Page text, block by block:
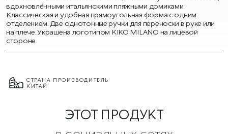
вдохновлёнными итальянскими пляжными домиками.
Классическая и удобная прямоугольная форма с одним
отделением. Две однотонные ручки для переноски в руке или
на плече. Украшена логотипом KIKO MILANO на лицевой
стороне.
СТРАНА ПРОИЗВОДИТЕЛЬ
КИТАЙ
ЭТОТ ПРОДУКТ